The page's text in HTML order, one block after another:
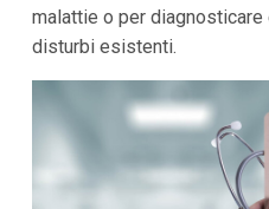
malattie o per
disturbi esistenti.